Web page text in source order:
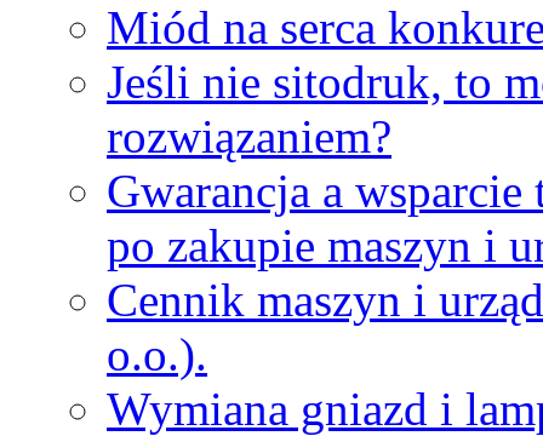
Miód na serca
Jeśli nie sitodruk, to
rozwiązaniem?
Gwarancja a
po zakupie maszyn i
Cennik maszyn i
o.o.).
Wymiana gniazd i